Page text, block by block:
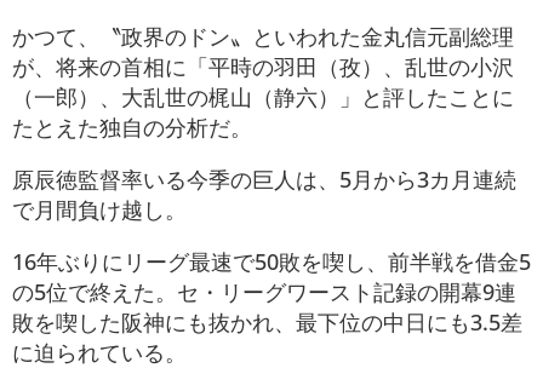
かつて、〝政界のドン〟といわれた金丸信元副総理
が、将来の首相に「平時の羽田（孜）、乱世の小沢
（一郎）、大乱世の梶山（静六）」と評したことに
たとえた独自の分析だ。
原辰徳監督率いる今季の巨人は、5月から3カ月連続
で月間負け越し。
16年ぶりにリーグ最速で50敗を喫し、前半戦を借金5
の5位で終えた。セ・リーグワースト記録の開幕9連
敗を喫した阪神にも抜かれ、最下位の中日にも3.5差
に迫られている。